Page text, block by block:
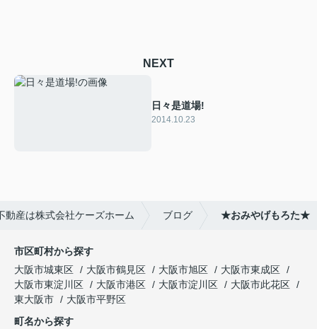
NEXT
日々是道場!
2014.10.23
動産は株式会社ケーズホーム ブログ ★おみやげもろた★
市区町村から探す
大阪市城東区
大阪市鶴見区 大阪市旭区
大阪市東成区
大阪市東淀川区
大阪市港区 大阪市淀川区
大阪市此花区
東大阪市
大阪市平野区
町名から探す